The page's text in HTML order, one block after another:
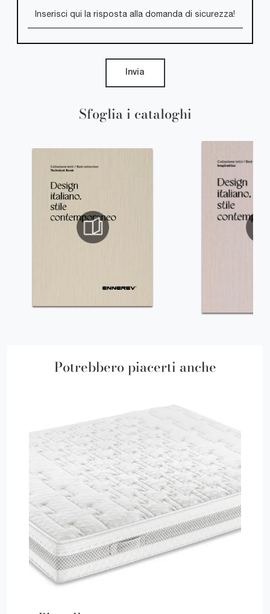
Sfoglia i cataloghi
Invia
Potrebbero piacerti anche